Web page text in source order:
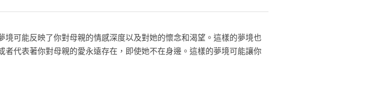
可能反映了你對母親的情感深度以及對她的懷念和渴望。這樣的夢境也
代表著你對母親的愛永遠存在，即使她不在身邊。這樣的夢境可能讓你